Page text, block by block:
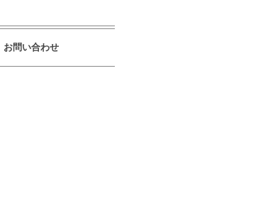
お問い合わせ